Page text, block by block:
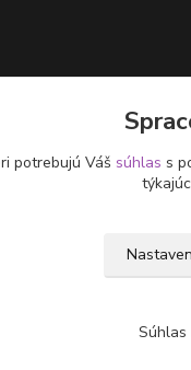
potrebujú Váš súhlas s
Súhlas